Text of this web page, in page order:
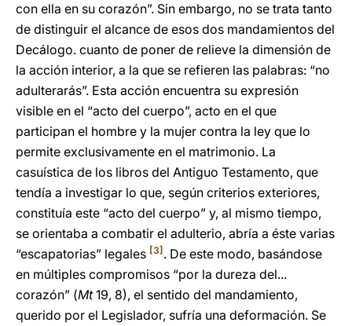
con ella en su corazón”. Sin embargo, no se trata tanto
de distinguir el alcance de esos dos mandamientos del
Decálogo. cuanto de poner de relieve la dimensión de
la acción interior, a la que se refieren las palabras: “no
adulterarás”. Esta acción encuentra su expresión
visible en el “acto del cuerpo”, acto en el que
participan el hombre y la mujer contra la ley que lo
permite exclusivamente en el matrimonio. La
casuística de los libros del Antiguo Testamento, que
tendía a investigar lo que, según criterios exteriores,
constituía este “acto del cuerpo” y, al mismo tiempo,
se orientaba a combatir el adulterio, abría a éste varias
“escapatorias” legales [3] . De este modo, basándose
en múltiples compromisos “por la dureza del...
corazón” (Mt19, 8), el sentido del mandamiento,
querido por el Legislador, sufría una deformación. Se